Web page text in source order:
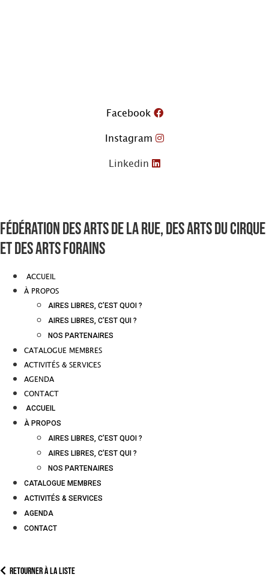
Facebook
Instagram
Linkedin
Fédération des arts de la rue, des arts du cirque
et des arts forains
ACCUEIL
À PROPOS
AIRES LIBRES, C’EST QUOI ?
AIRES LIBRES, C’EST QUI ?
NOS PARTENAIRES
CATALOGUE MEMBRES
ACTIVITÉS & SERVICES
AGENDA
CONTACT
ACCUEIL
À PROPOS
AIRES LIBRES, C’EST QUOI ?
AIRES LIBRES, C’EST QUI ?
NOS PARTENAIRES
CATALOGUE MEMBRES
ACTIVITÉS & SERVICES
AGENDA
CONTACT
Retourner à la liste